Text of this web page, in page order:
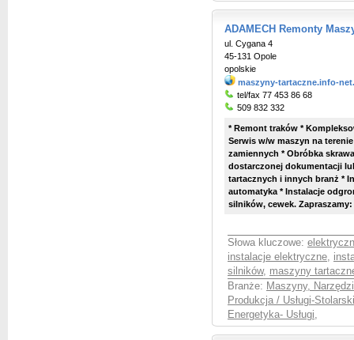
ADAMECH Remonty
ul. Cygana 4
45-131 Opole
opolskie
maszyny-tartaczne.info-
tel/fax 77 453 86 68
509 832 332
* Remont traków *
Serwis w/w maszyn na
zamiennych * Obróbka
dostarczonej dokumentacji
tartacznych i innych branż *
automatyka * Instalacje
silników, cewek. Zapraszamy:
Słowa kluczowe:
instalacje elektryczne,
silników, maszyny
Branże: Maszyny,
Produkcja / Usługi-
Energetyka- Usługi,